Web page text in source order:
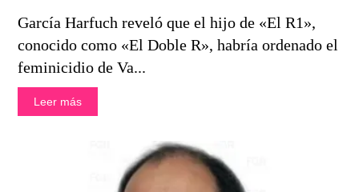
García Harfuch reveló que el hijo de «El R1»,
conocido como «El Doble R», habría ordenado el
feminicidio de Va...
Leer más